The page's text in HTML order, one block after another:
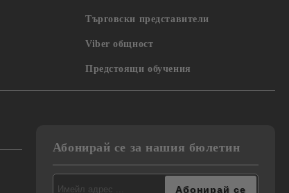
Търговски представители
Viber общност
Предстоящи обучения
Абонирай се за нашия бюлетин